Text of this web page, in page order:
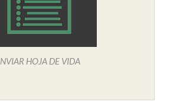
HOJA DE VIDA